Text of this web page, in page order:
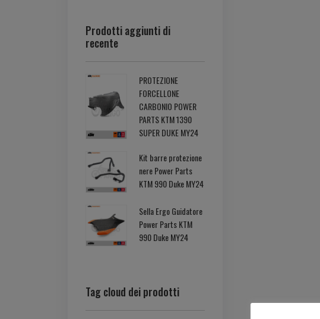
Prodotti aggiunti di
recente
PROTEZIONE
FORCELLONE
CARBONIO POWER
PARTS KTM 1390
SUPER DUKE MY24
Kit barre protezione
nere Power Parts
KTM 990 Duke MY24
Sella Ergo Guidatore
Power Parts KTM
990 Duke MY24
Tag cloud dei prodotti